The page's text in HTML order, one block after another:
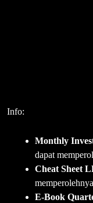
Info:
Monthly
dapat
Cheat Sheet
E-Book